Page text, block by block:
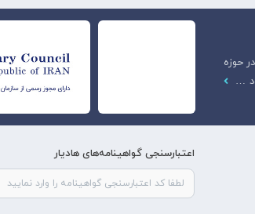
ارزش‌آفرینی در حوزه
…
اعتبارسنجی گواهینامه‌های هادیار